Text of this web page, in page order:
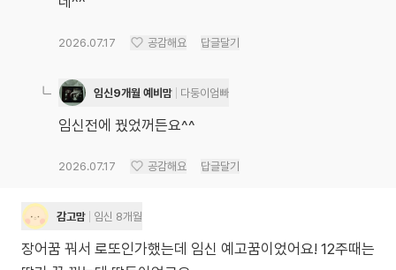
2026.07.17 공감해요 답글달기
임신9개월 예비맘 다둥이엄빠
임신전에 꿨었꺼든요^^
2026.07.17 공감해요 답글달기
감고맘 임신 8개월
장어꿈 꿔서 로또인가했는데 임신 예고꿈이었어요! 12주때는